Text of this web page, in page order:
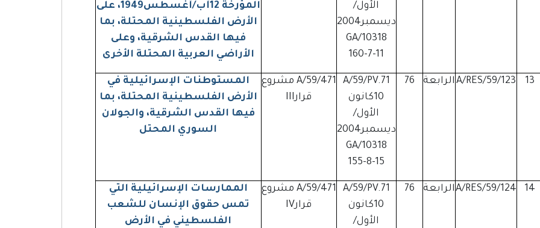
الأول/
ديسمبر2004
GA/10318
160-7-11
المؤرخة 12آب/أغسطس1949، على
الأرض الفلسطينية المحتلة، بما
فيها القدس الشرقية، وعلى
الأراضي العربية المحتلة الأخرى
13
A/RES/59/123 الرابعة 76
A/59/PV.71
10كانون
الأول/
ديسمبر2004
GA/10318
155-8-15
A/59/471 مشروع
قرارIII
المستوطنات الإسرائيلية في
الأرض الفلسطينية المحتلة، بما
فيها القدس الشرقية، والجولان
السوري المحتل
14
A/RES/59/124الرابعة 76
A/59/PV.71
10كانون
الأول/
A/59/471 مشروع
قرارIV
الممارسات الإسرائيلية التي
تمس حقوق الإنسان للشعب
الفلسطيني في الأرض